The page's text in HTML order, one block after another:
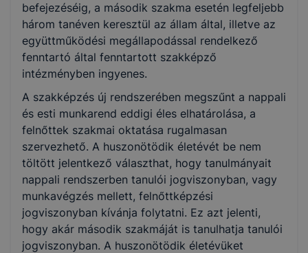
Egészségügyi technika
befejezéséig, a második szakma esetén legfeljebb
három tanéven keresztül az állam által, illetve az
együttműködési megállapodással rendelkező
fenntartó által fenntartott szakképző
intézményben ingyenes.
A szakképzés új rendszerében megszűnt a nappali
és esti munkarend eddigi éles elhatárolása, a
felnőttek szakmai oktatása rugalmasan
szervezhető. A huszonötödik életévét be nem
töltött jelentkező választhat, hogy tanulmányait
nappali rendszerben tanulói jogviszonyban, vagy
munkavégzés mellett, felnőttképzési
jogviszonyban kívánja folytatni. Ez azt jelenti,
hogy akár második szakmáját is tanulhatja tanulói
jogviszonyban. A huszonötödik életévüket